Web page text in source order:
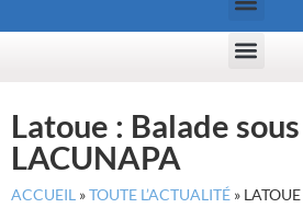
Latoue : Balade
LACUNAPA
ACCUEIL »TOUTE L’ACTUALITÉ »